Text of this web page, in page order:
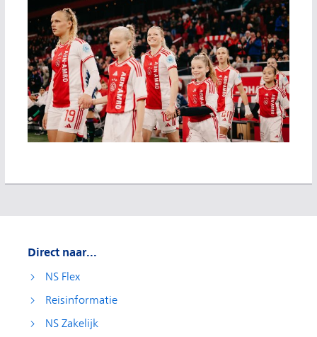
Direct naar...
NS Flex
Reisinformatie
NS Zakelijk